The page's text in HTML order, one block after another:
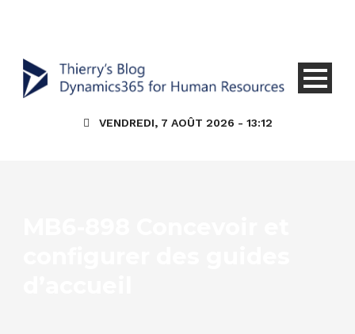
VENDREDI, 7 AOÛT 2026 - 13:12